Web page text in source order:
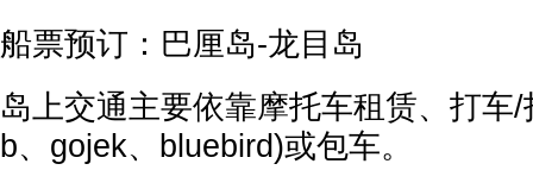
船票预订：巴厘岛-龙目岛
岛上交通主要依靠摩托车租赁、打车
b、gojek、bluebird)或包车。